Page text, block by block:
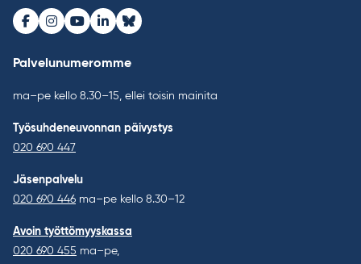
Facebook
Instagram
Youtube
LinkedInBluesky
Palvelunumeromme
ma–pe kello 8.30–15, ellei toisin mainita
Työsuhdeneuvonnan päivystys
020 690 447
Jäsenpalvelu
020 690 446 ma–pe kello 8.30–12
Avoin työttömyyskassa
020 690 455 ma–pe,